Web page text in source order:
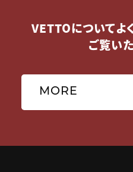
VETTOについてよ
ご覧い
MORE